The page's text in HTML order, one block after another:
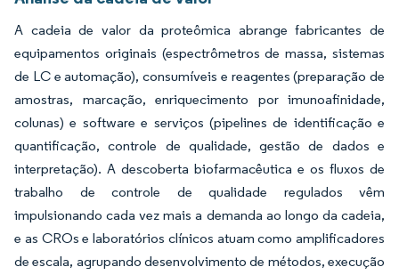
A cadeia de valor da proteômica abrange fabricantes de
equipamentos originais (espectrômetros de massa, sistemas
de LC e automação), consumíveis e reagentes (preparação de
amostras, marcação, enriquecimento por imunoafinidade,
colunas) e software e serviços (pipelines de identificação e
quantificação, controle de qualidade, gestão de dados e
interpretação). A descoberta biofarmacêutica e os fluxos de
trabalho de controle de qualidade regulados vêm
impulsionando cada vez mais a demanda ao longo da cadeia,
e as CROs e laboratórios clínicos atuam como amplificadores
de escala, agrupando desenvolvimento de métodos, execução